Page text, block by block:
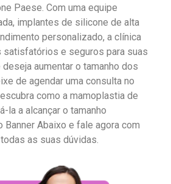
Paese. Com uma equipe
implantes de silicone de alta
personalizado, a clínica
e seguros para suas
aumentar o tamanho dos
de agendar uma consulta no
como a mamoplastia de
la a alcançar o tamanho
Banner Abaixo e fale agora com
as suas dúvidas.